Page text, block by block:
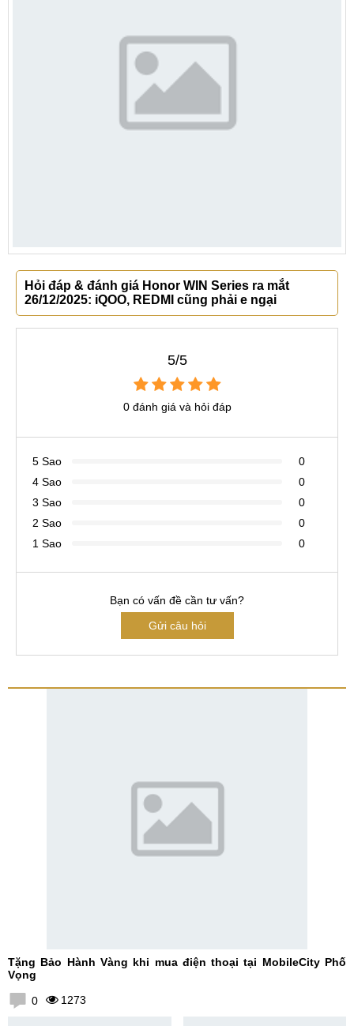
Hỏi đáp & đánh giá Honor WIN Series ra mắt
26/12/2025: iQOO, REDMI cũng phải e ngại
5/5
0 đánh giá và hỏi đáp
5 Sao
0
4 Sao
0
3 Sao
0
2 Sao
0
1 Sao
0
Bạn có vấn đề cần tư vấn?
Gửi câu hỏi
Tặng Bảo Hành Vàng khi mua điện thoại tại MobileCity Phố
Vọng
0 1273